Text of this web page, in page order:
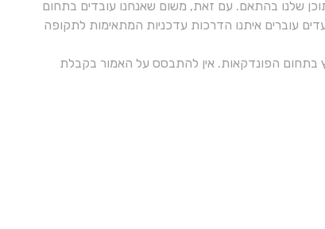
שלנו בהתאם. עם זאת, משום שאנחנו עובדים בתחום
עוברים איתנו הדרכות עדכניות המתאימות לתקופה
בתחום הפונדקאות. אין להתבסס על האמור בקבלת